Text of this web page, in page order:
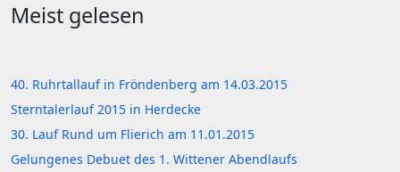
Meist gelesen
40. Ruhrtallauf in Fröndenberg am 14.03.2015
Sterntalerlauf 2015 in Herdecke
30. Lauf Rund um Flierich am 11.01.2015
Gelungenes Debuet des 1. Wittener Abendlaufs